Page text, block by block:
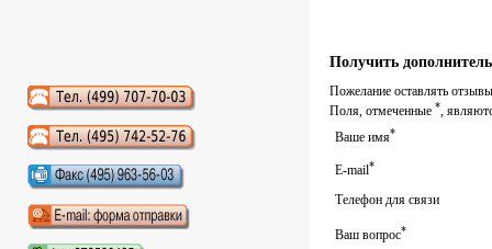
Аудиокниги слушать онлайн
Получить
Пожелание оставлять
Поля, отмеченные *,
Ваше имя*
E-mail*
Телефон для связи
Ваш вопрос*